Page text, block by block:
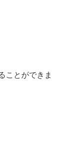
ことができま